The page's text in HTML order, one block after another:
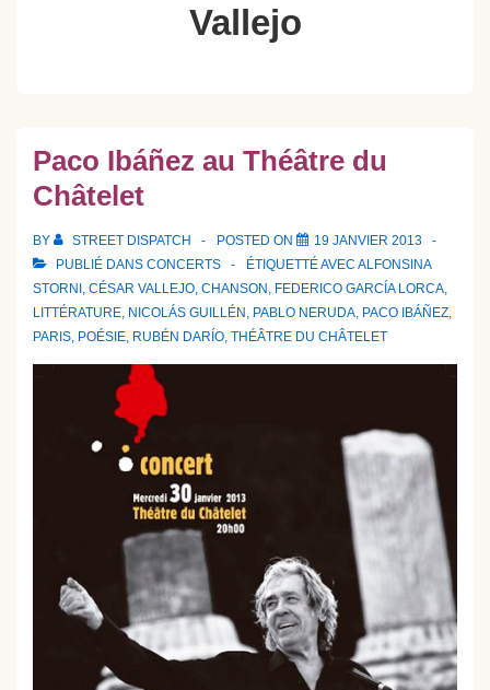
Vallejo
Paco Ibáñez au Théâtre du
Châtelet
BY STREET DISPATCH POSTED ON
19 JANVIER 2013
PUBLIÉ DANS CONCERTS ÉTIQUETTÉ AVEC ALFONSINA
STORNI , CÉSAR VALLEJO, CHANSON , FEDERICO GARCÍA LORCA,
LITTÉRATURE, NICOLÁS GUILLÉN , PABLO NERUDA, PACO IBÁÑEZ,
PARIS, POÉSIE, RUBÉN DARÍO, THÉÂTRE DU CHÂTELET